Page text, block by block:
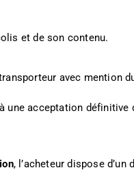
et de son contenu.
avec mention
une acceptation définitive
, l’acheteur dispose d’un